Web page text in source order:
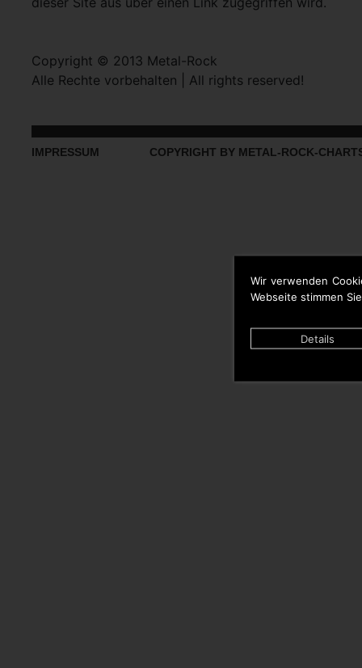
Wir verwenden
Webseite stimmen
Details
Copyright © 2013 Metal-Rock
Alle Rechte vorbehalten | All rights reserved!
IMPRESSUM COPYRIGHT BY METAL-ROCK-